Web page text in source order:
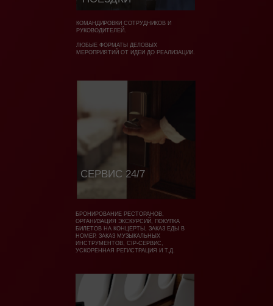
СЕРВИС 24/7
КОМАНДИРОВКИ СОТРУДНИКОВ И
РУКОВОДИТЕЛЕЙ.
ЛЮБЫЕ ФОРМАТЫ ДЕЛОВЫХ
МЕРОПРИЯТИЙ ОТ ИДЕИ ДО РЕАЛИЗАЦИИ.
БРОНИРОВАНИЕ РЕСТОРАНОВ,
ОРГАНИЗАЦИЯ ЭКСКУРСИЙ, ПОКУПКА
БИЛЕТОВ НА КОНЦЕРТЫ, ЗАКАЗ ЕДЫ В
НОМЕР, ЗАКАЗ МУЗЫКАЛЬНЫХ
ИНСТРУМЕНТОВ, CIP-СЕРВИС,
УСКОРЕННАЯ РЕГИСТРАЦИЯ И Т.Д.